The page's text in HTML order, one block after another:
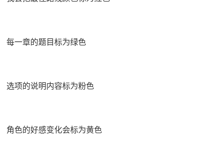
每一章的题目标为绿色
选项的说明内容标为粉色
角色的好感变化会标为黄色